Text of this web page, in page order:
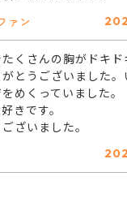
ァン
くさんの胸がドキド
とうございました。
めくっていました。
きです。
ざいました。